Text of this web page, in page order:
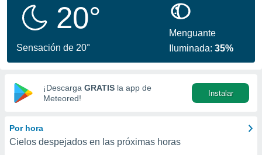
calidad.
a este
las
y
digital
basada
20°
Sensación de 20°
Menguante
Iluminada:35%
¡Descarga GRATIS la app de
Meteored!
Instalar
Por hora
Cielos despejados en las próximas horas